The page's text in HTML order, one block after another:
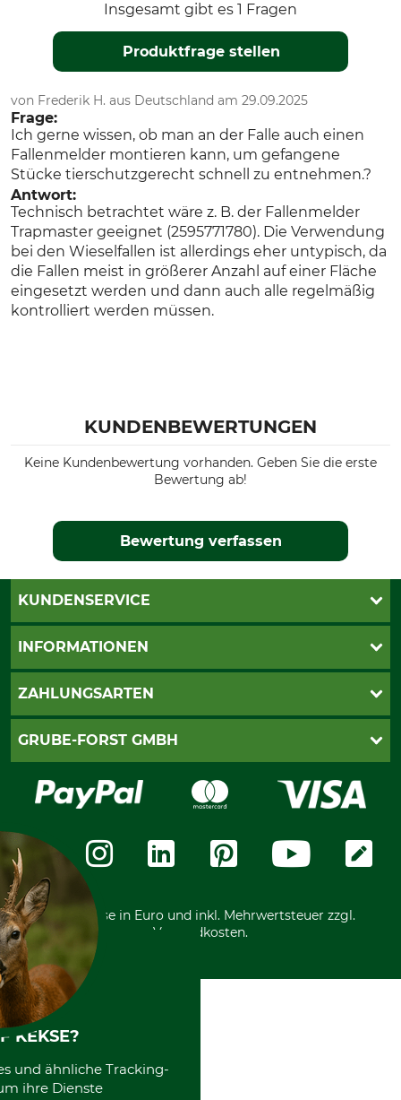
Insgesamt gibt es 1 Fragen
Produktfrage stellen
von Frederik H. aus Deutschland am 29.09.2025
Frage:
Ich gerne wissen, ob man an der Falle auch einen
Fallenmelder montieren kann, um gefangene
Stücke tierschutzgerecht schnell zu entnehmen.?
Antwort:
Technisch betrachtet wäre z. B. der Fallenmelder
Trapmaster geeignet (2595771780). Die Verwendung
bei den Wieselfallen ist allerdings eher untypisch, da
die Fallen meist in größerer Anzahl auf einer Fläche
eingesetzt werden und dann auch alle regelmäßig
kontrolliert werden müssen.
KUNDENBEWERTUNGEN
Keine Kundenbewertung vorhanden. Geben Sie die erste
Bewertung ab!
Bewertung verfassen
KUNDENSERVICE
Katalogbestellung
INFORMATIONEN
AGB
Widerrufsformular
Zahlungsarten
ZAHLUNGSARTEN
PayPal
Rechnung
Vorkasse
GRUBE-FORST GMBH
Karriere
Über uns
Community
International
*Alle Preise in Euro und inkl. Mehrwertsteuer zzgl.
Versandkosten.
KEKSE?
und ähnliche Tracking-
ihre Dienste